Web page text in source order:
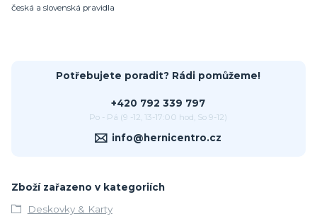
česká a slovenská pravidla
Potřebujete poradit? Rádi pomůžeme!
+420 792 339 797
Po - Pá (9 -12, 13-17:00 hod, So 9-12)
info@hernicentro.cz
Zboží zařazeno v kategoriích
Deskovky & Karty